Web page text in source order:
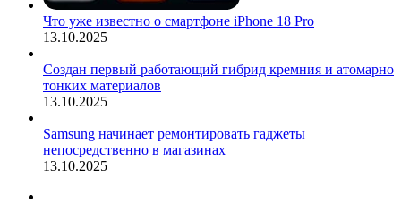
Что уже известно о смартфоне iPhone 18 Pro
13.10.2025
Создан первый работающий гибрид кремния и атомарно
тонких материалов
13.10.2025
Samsung начинает ремонтировать гаджеты
непосредственно в магазинах
13.10.2025